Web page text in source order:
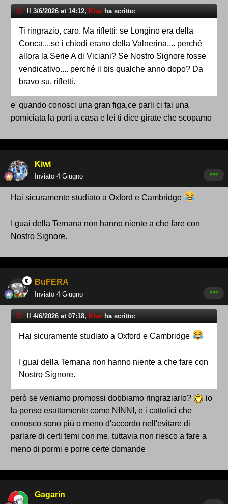
Il 3/6/2026 at 14:12, Kiwi ha scritto:
Ti ringrazio, caro. Ma rifletti: se Longino era della
Conca....se i chiodi erano della Valnerina.... perché
allora la Serie A di Viciani? Se Nostro Signore fosse
vendicativo.... perché il bis qualche anno dopo? Da
bravo su, rifletti.
e' quando conosci una gran figa,ce parli ci fai una
pomiciata la porti a casa e lei ti dice girate che scopamo
Kiwi
Inviato 4 Giugno
Hai sicuramente studiato a Oxford e Cambridge
I guai della Ternana non hanno niente a che fare con
Nostro Signore.
BuFERA
Inviato 4 Giugno
Il 4/6/2026 at 07:18, Kiwi ha scritto:
Hai sicuramente studiato a Oxford e Cambridge
I guai della Ternana non hanno niente a che fare con
Nostro Signore.
però se veniamo promossi dobbiamo ringraziarlo?
io
la penso esattamente come NINNI, e i cattolici che
conosco sono più o meno d'accordo nell'evitare di
parlare di certi temi con me. tuttavia non riesco a fare a
meno di pormi e porre certe domande
Gagarin